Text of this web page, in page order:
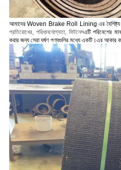
আমাদের Woven Brake Roll Lining এর
প্রতিরোধের, পরিধানযোগ্যতা, ফিটনেসএটি পরিবেশের
করার জন্য সেরা ঘর্ষণ পণ্যগুলির মধ্যে একটি।এর আকার